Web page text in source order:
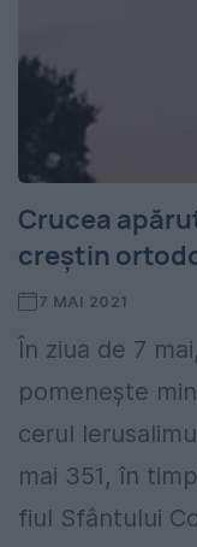
Crucea
creștin
7 MAI 2021
În ziua de 7
pomenește
cerul
mai 351, în
fiul Sfântului